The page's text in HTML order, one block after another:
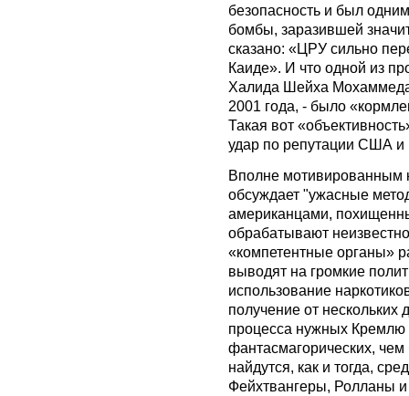
безопасность и был
бомбы, заразившей
сказано: «ЦРУ сильно
Каиде». И что одной из
Халида Шейха Мохаммеда
2001 года, - было
Такая вот
удар по репутации США и
Вполне мотивированным
обсуждает "ужасные
американцами,
обрабатывают неизвестно
«компетентные органы»
выводят на громкие
использование
получение от нескольких
процесса нужных Кремлю
фантасмагорических,
найдутся, как и тогда,
Фейхтвангеры, Ролланы